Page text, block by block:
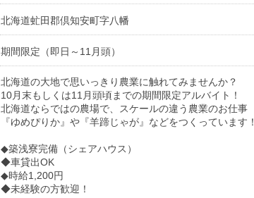
北海道虻田郡倶知安町字八幡
期間限定（即日～11月頭）
北海道の大地で思いっきり農業に触れてみませんか？
10月末もしくは11月頭頃までの期間限定アルバイト！
北海道ならではの農場で、スケールの違う農業のお仕事
『ゆめぴりか』や『羊蹄じゃが』などをつくっています！
◆築浅寮完備（シェアハウス）
◆車貸出OK
◆時給1,200円
◆未経験の方歓迎！